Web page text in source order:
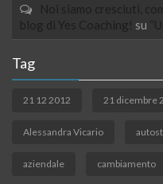
Noi siamo cresciuti,
blog di Yes Coaching! su
Tag
21 12 2012 21 dicembre
Alessandra Vicario
aziendale cambiamento